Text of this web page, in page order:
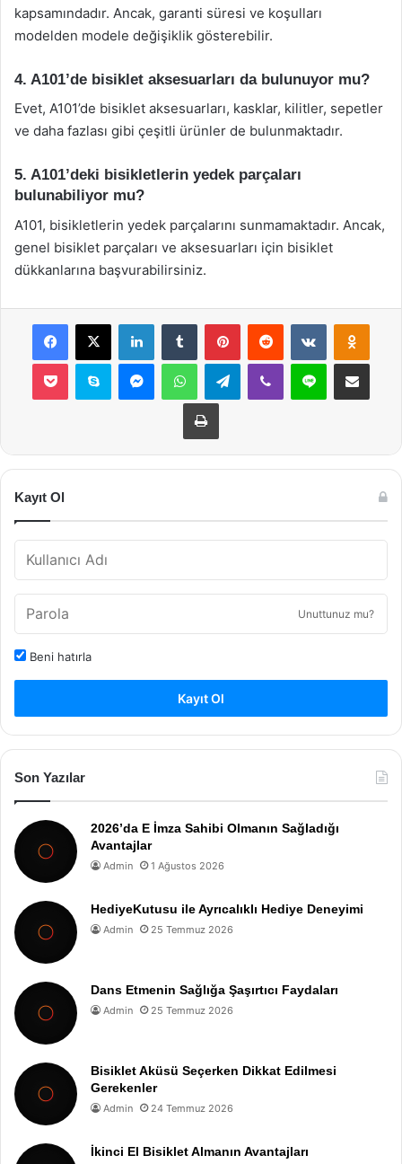
kapsamındadır. Ancak, garanti süresi ve koşulları
modelden modele değişiklik gösterebilir.
4. A101’de bisiklet aksesuarları da bulunuyor mu?
Evet, A101’de bisiklet aksesuarları, kasklar, kilitler, sepetler
ve daha fazlası gibi çeşitli ürünler de bulunmaktadır.
5. A101’deki bisikletlerin yedek parçaları
bulunabiliyor mu?
A101, bisikletlerin yedek parçalarını sunmamaktadır. Ancak,
genel bisiklet parçaları ve aksesuarları için bisiklet
dükkanlarına başvurabilirsiniz.
Facebook
X LinkedInTumblr PinterestReddit VKontakte
Pocket Skype MessengerWhatsAppTelegramViber Line E-Posta ile
Yazdır
Kayıt Ol
Unuttunuz mu?
Beni hatırla
Kayıt Ol
Son Yazılar
2026’da E İmza Sahibi Olmanın Sağladığı
Avantajlar
Admin 1 Ağustos 2026
HediyeKutusu ile Ayrıcalıklı Hediye Deneyimi
Admin 25 Temmuz 2026
Dans Etmenin Sağlığa Şaşırtıcı Faydaları
Admin 25 Temmuz 2026
Bisiklet Aküsü Seçerken Dikkat Edilmesi
Gerekenler
Admin 24 Temmuz 2026
İkinci El Bisiklet Almanın Avantajları